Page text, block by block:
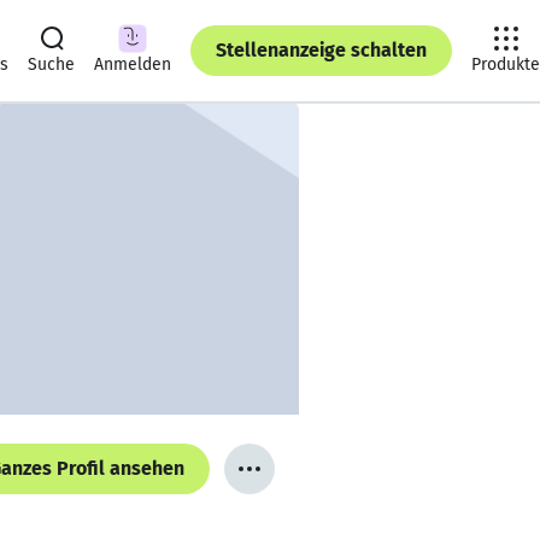
Suche Anmelden
Stellenanzeige schalten
Produkte
Profil ansehen